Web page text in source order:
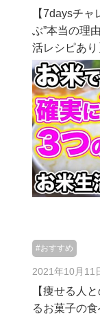
【7daysチ
ぶ”本当の理
活レシピあり
#おすすめ
2021年10月11
【痩せる人
るお菓子の